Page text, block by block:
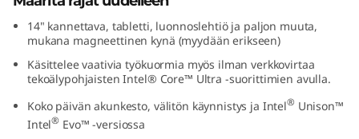
1
4
14" kannettava, tabletti, luonnoslehtiö ja paljon muuta,
mukana magneettinen kynä (myydään erikseen)
Käsittelee vaativia työkuormia myös ilman verkkovirtaa
tekoälypohjaisten Intel® Core™ Ultra -suorittimien avulla.
Koko päivän akunkesto, välitön käynnistys ja Intel® Unison™
Intel® Evo™ -versiossa